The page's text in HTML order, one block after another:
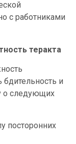
с работниками
теракта
бдительность и
о следующих
посторонних